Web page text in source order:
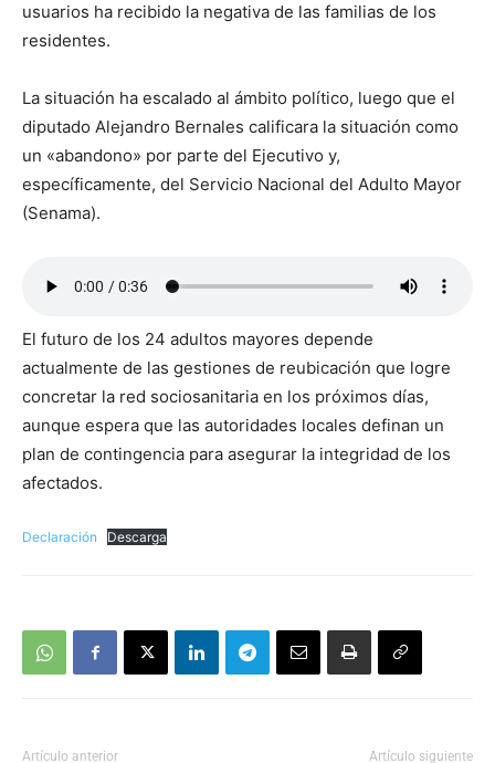
usuarios ha recibido la negativa de las familias de los
residentes.
La situación ha escalado al ámbito político, luego que el
diputado Alejandro Bernales calificara la situación como
un «abandono» por parte del Ejecutivo y,
específicamente, del Servicio Nacional del Adulto Mayor
(Senama).
El futuro de los 24 adultos mayores depende
actualmente de las gestiones de reubicación que logre
concretar la red sociosanitaria en los próximos días,
aunque espera que las autoridades locales definan un
plan de contingencia para asegurar la integridad de los
afectados.
Declaración Descarga
Artículo anterior Artículo siguiente